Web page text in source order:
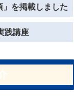
」を掲載しました
践講座